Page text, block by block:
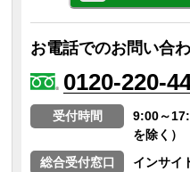
お電話でのお問い合
0120-220-
受付時間
9:00～
を除く）
総合受付窓口
インサイ